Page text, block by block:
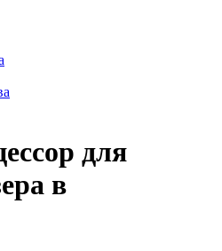
для
в